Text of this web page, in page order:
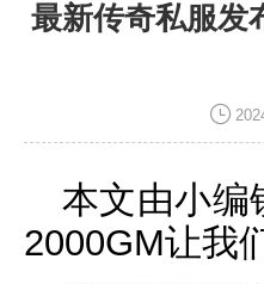
最新传奇私服发
本文由小编
2000GM让我